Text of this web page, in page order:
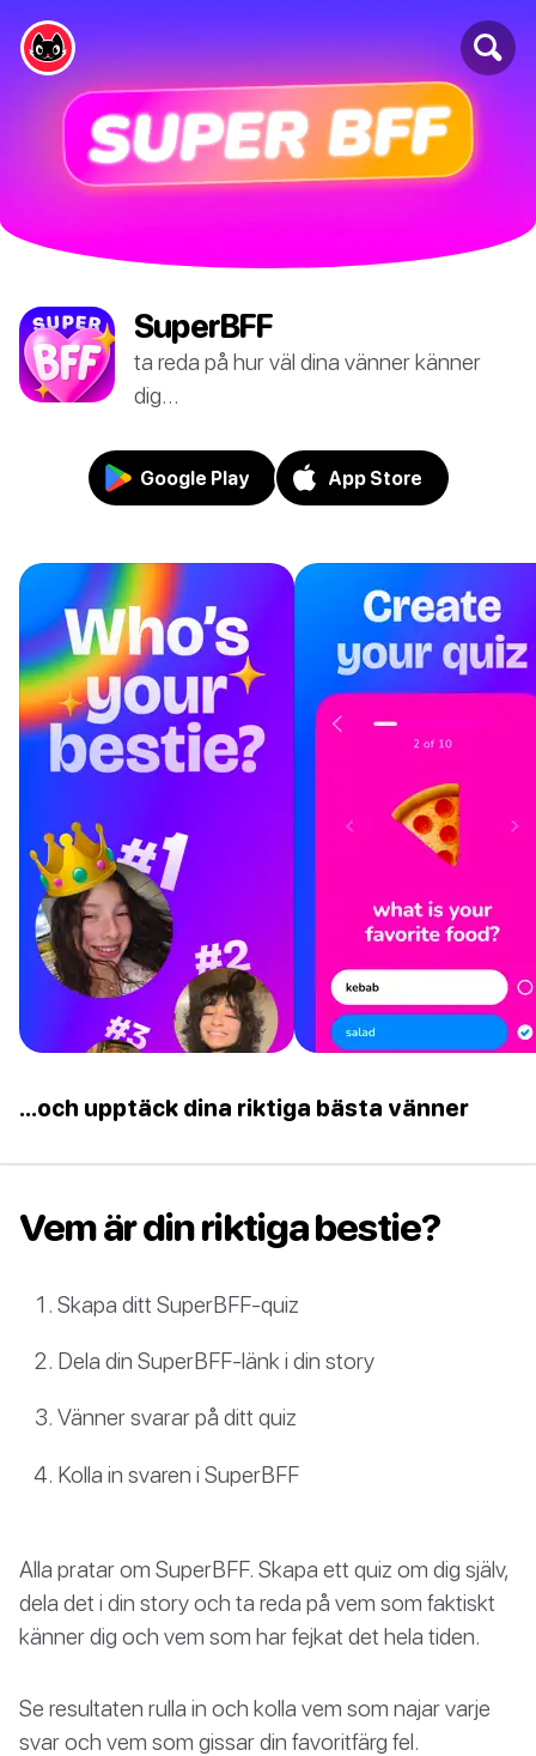
SuperBFF
ta reda på hur väl dina vänner känner
dig...
Google Play App Store
...och upptäck dina riktiga bästa vänner
Vem är din riktiga bestie?
Skapa ditt SuperBFF-quiz
Dela din SuperBFF-länk i din story
Vänner svarar på ditt quiz
Kolla in svaren i SuperBFF
Alla pratar om SuperBFF. Skapa ett quiz om dig själv,
dela det i din story och ta reda på vem som faktiskt
känner dig och vem som har fejkat det hela tiden.
Se resultaten rulla in och kolla vem som najar varje
svar och vem som gissar din favoritfärg fel.